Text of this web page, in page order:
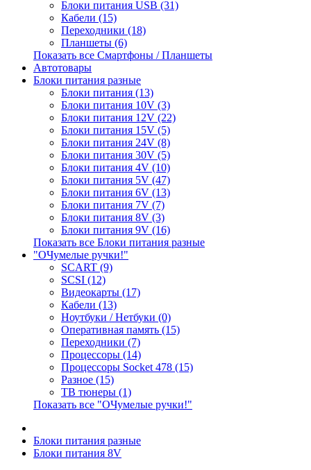
Блоки питания USB (31)
Кабели (15)
Переходники (18)
Планшеты (6)
Показать все Смартфоны / Планшеты
Автотовары
Блоки питания разные
Блоки питания (13)
Блоки питания 10V (3)
Блоки питания 12V (22)
Блоки питания 15V (5)
Блоки питания 24V (8)
Блоки питания 30V (5)
Блоки питания 4V (10)
Блоки питания 5V (47)
Блоки питания 6V (13)
Блоки питания 7V (7)
Блоки питания 8V (3)
Блоки питания 9V (16)
Показать все Блоки питания разные
"ОЧумелые ручки!"
SCART (9)
SCSI (12)
Видеокарты (17)
Кабели (13)
Ноутбуки / Нетбуки (0)
Оперативная память (15)
Переходники (7)
Процессоры (14)
Процессоры Socket 478 (15)
Разное (15)
ТВ тюнеры (1)
Показать все "ОЧумелые ручки!"
Блоки питания разные
Блоки питания 8V